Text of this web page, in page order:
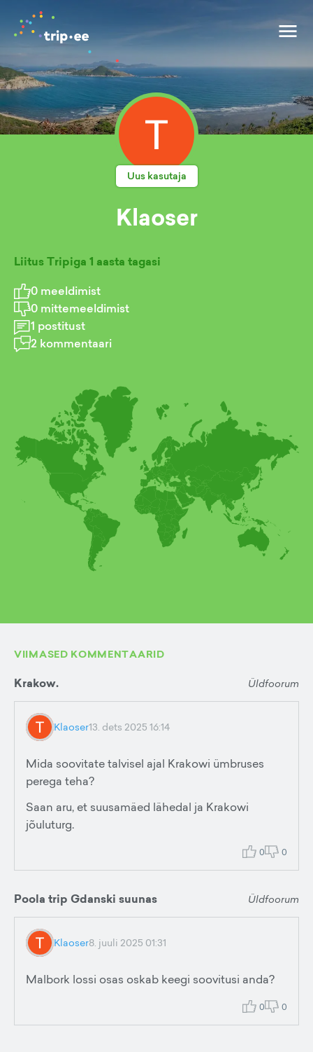
Uus kasutaja
Klaoser
Liitus Tripiga 1 aasta tagasi
0 meeldimist
0 mittemeeldimist
1 postitust
2 kommentaari
VIIMASED KOMMENTAARID
Krakow. Üldfoorum
Klaoser13. dets 2025 16:14
Mida soovitate talvisel ajal Krakowi ümbruses
perega teha?
Saan aru, et suusamäed lähedal ja Krakowi
jõuluturg.
0 0
Poola trip Gdanski suunas Üldfoorum
Klaoser8. juuli 2025 01:31
Malbork lossi osas oskab keegi soovitusi anda?
0 0